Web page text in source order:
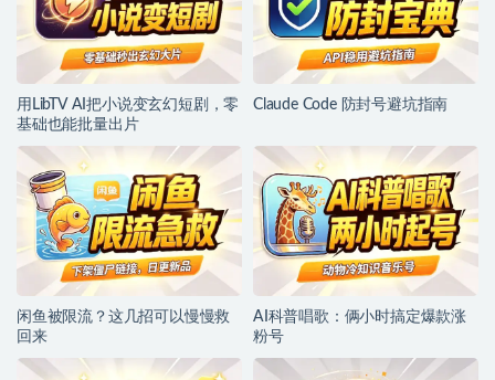
用LibTV AI把小说变玄幻短剧，零
基础也能批量出片
Claude Code 防封号避坑指南
闲鱼被限流？这几招可以慢慢救
回来
AI科普唱歌：俩小时搞定爆款涨
粉号